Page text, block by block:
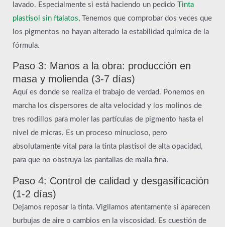
lavado. Especialmente si está haciendo un pedido
Tinta
plastisol sin ftalatos, Tenemos que comprobar dos veces que
los pigmentos no hayan alterado la estabilidad química de la
fórmula.
Paso 3: Manos a la obra: producción en
masa y molienda (3-7 días)
Aquí es donde se realiza el trabajo de verdad. Ponemos en
marcha los dispersores de alta velocidad y los molinos de
tres rodillos para moler las partículas de pigmento hasta el
nivel de micras. Es un proceso minucioso, pero
absolutamente vital para la tinta plastisol de alta opacidad,
para que no obstruya las pantallas de malla fina.
Paso 4: Control de calidad y desgasificación
(1-2 días)
Dejamos reposar la tinta. Vigilamos atentamente si aparecen
burbujas de aire o cambios en la viscosidad. Es cuestión de